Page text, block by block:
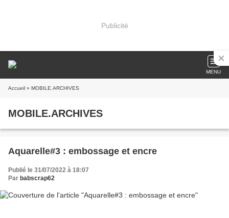
Publicité
MENU
Accueil » MOBILE.ARCHIVES
MOBILE.ARCHIVES
Aquarelle#3 : embossage et encre
Publié le 31/07/2022 à 18:07
Par babscrap62